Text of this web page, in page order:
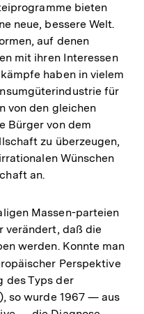
bieten
neue, bessere Welt.
auf denen
mit ihren Interessen
haben in vielem
für
von den gleichen
Bürger von dem
zu überzeugen,
Wünschen
an.
Massen-parteien
verändert, daß die
werden. Konnte man
Perspektive
des Typs der
so wurde 1967 — aus